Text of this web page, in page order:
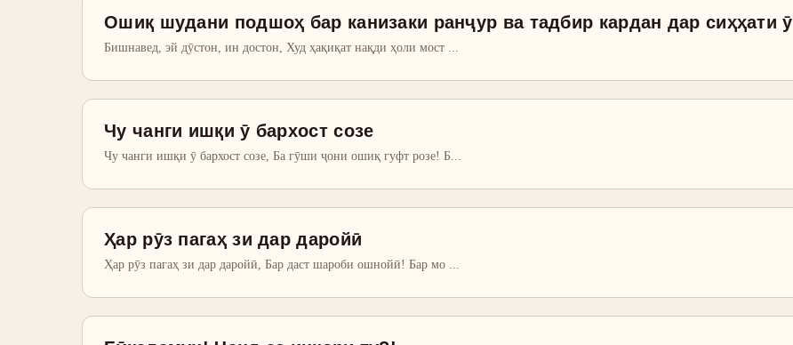
Ошиқ шудани подшоҳ бар канизаки ранҷур ва тадбир кардан дар сиҳҳати ӯ
Бишнавед, эй дӯстон, ин достон, Худ ҳақиқат нақди ҳоли мост
Чу чанги ишқи ӯ бархост созе
Чу чанги ишқи ӯ бархост созе, Ба гӯши ҷони ошиқ гуфт розе! Б
Ҳар рӯз пагаҳ зи дар даройӣ
Ҳар рӯз пагаҳ зи дар даройӣ, Бар даст шароби ошнойӣ! Бар мо